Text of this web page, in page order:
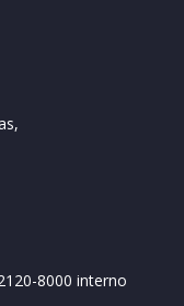
8000 interno